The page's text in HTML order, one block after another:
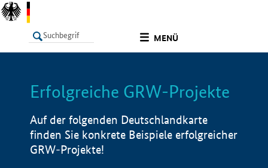
MENÜ
LISTE Info
Erfolgreiche GRW-Projekte
Auf der folgenden Deutschlandkarte
finden Sie konkrete Beispiele erfolgreicher
GRW-Projekte!